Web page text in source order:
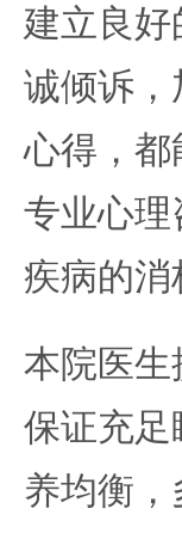
建立良
诚倾诉，
心得，都
专业心理
疾病的
本院医生
保证充足
养均衡